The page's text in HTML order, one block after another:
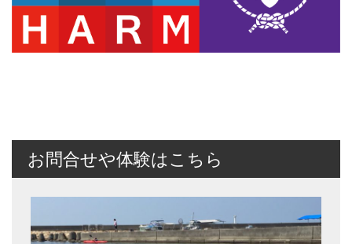
お問合せや体験はこちら